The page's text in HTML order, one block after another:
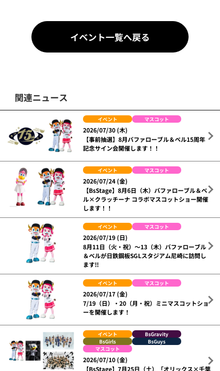
イベント一覧へ戻る
関連ニュース
イベント マスコット
2026/07/30 (木)
【事前抽選】8月バファローブル＆ベル15周年
記念サイン会開催します！！
イベント マスコット
2026/07/24 (金)
【BsStage】8月6日（木）バファローブル＆ベ
ル×クラッチーナ コラボマスコットショー開催
します！！
イベント マスコット
2026/07/19 (日)
8月11日（火・祝）～13（木）バファローブル
＆ベルが日鉄鋼板SGLスタジアム尼崎に訪問し
ます!!
イベント マスコット
2026/07/17 (金)
7/19（日）・20（月・祝）ミニマスコットショ
ーを開催します！
イベント
BsGravity
BsGirls
BsGuys
マスコット
2026/07/10 (金)
【BsStage】7月25日（土）「オリックス×千葉